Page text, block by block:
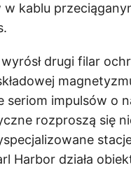
kablu
drugi filar
seriom impulsów o
rozproszą się
Harbor działa